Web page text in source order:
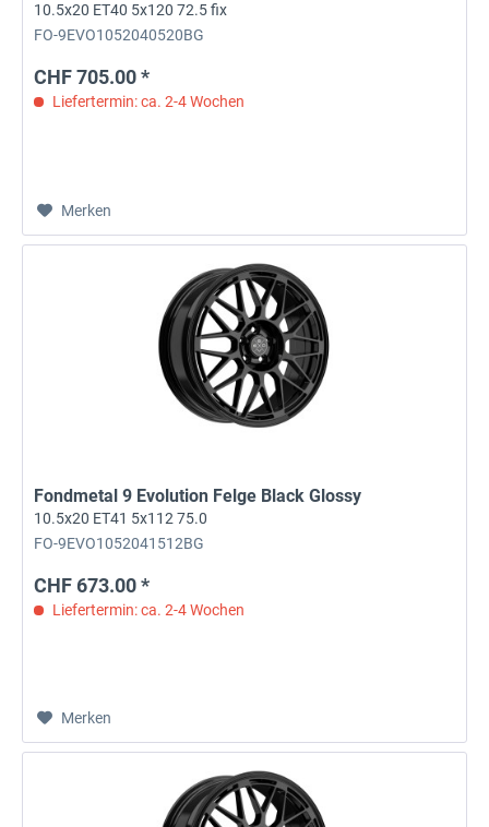
10.5x20 ET40 5x120 72.5 fix
FO-9EVO1052040520BG
CHF 705.00 *
Liefertermin: ca. 2-4 Wochen
Merken
Fondmetal 9 Evolution Felge Black Glossy
10.5x20 ET41 5x112 75.0
FO-9EVO1052041512BG
CHF 673.00 *
Liefertermin: ca. 2-4 Wochen
Merken